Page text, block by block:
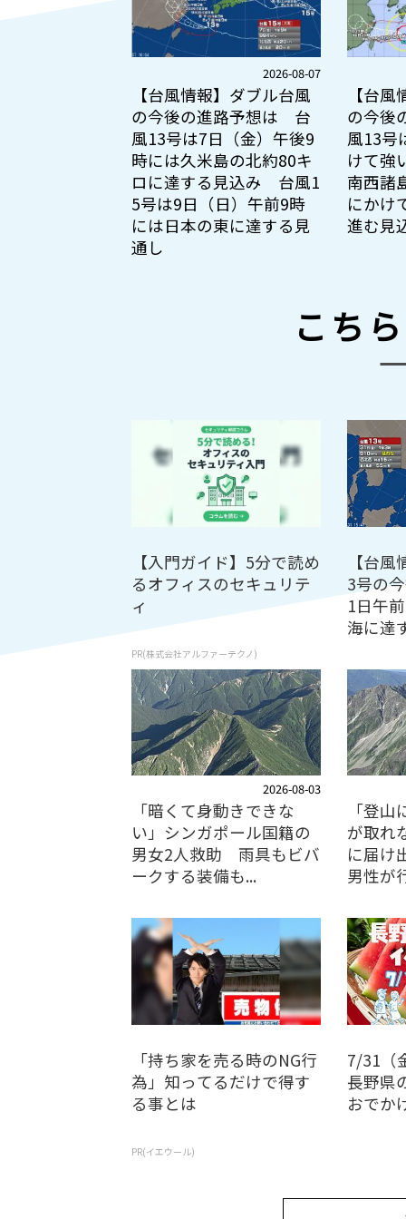
2026-08-07
【台風情報】ダブル台風
の今後の進路予想は 台
風13号は7日（金）午後9
時には久米島の北約80キ
ロに達する見込み 台風1
5号は9日（日）午前9時
には日本の東に達する見
通し
【台
の今後
風13号
けて強
南西諸
にかけ
進む見
こち
【入門ガイド】5分で読め
るオフィスのセキュリテ
ィ
PR(株式会社アルファーテクノ)
【台
3号の
1日午
海に達
2026-08-03
「暗くて身動きできな
い」シンガポール国籍の
男女2人救助 雨具もビバ
ークする装備も...
「登
が取れ
に届け
男性が
「持ち家を売る時のNG行
為」知ってるだけで得す
る事とは
PR(イエウール)
7/31（
長野県
おでか